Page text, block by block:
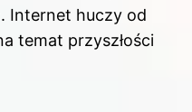
Internet huczy od
temat przyszłości